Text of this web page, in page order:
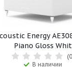
Energy
Piano Gloss
В наличии